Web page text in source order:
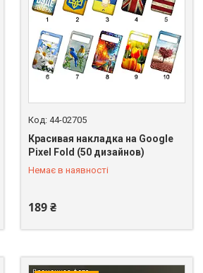
44-02705
Красивая накладка на Google
Pixel Fold (50 дизайнов)
Немає в наявності
189 ₴